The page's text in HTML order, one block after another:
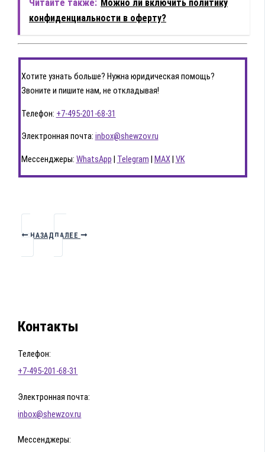
Читайте также: Можно ли включить политику
конфиденциальности в оферту?
Хотите узнать больше? Нужна юридическая помощь?
Звоните и пишите нам, не откладывая!
Телефон: +7-495-201-68-31
Электронная почта: inbox@shewzov.ru
Мессенджеры: WhatsApp | Telegram | MAX| VK
НАЗАДДАЛЕЕ
Контакты
Телефон:
+7-495-201-68-31
Электронная почта:
inbox@shewzov.ru
Мессенджеры: